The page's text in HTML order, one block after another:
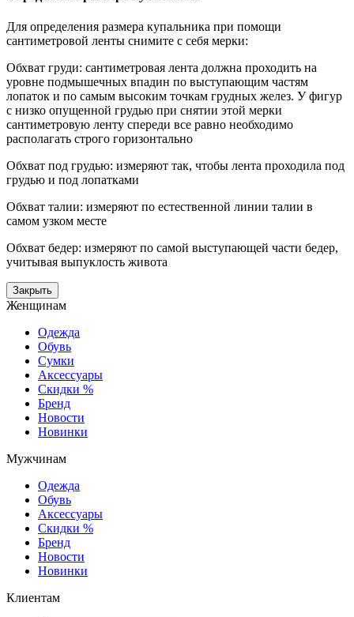
Для определения размера купальника при помощи
сантиметровой ленты снимите с себя мерки:
Обхват груди: сантиметровая лента должна проходить на
уровне подмышечных впадин по выступающим частям
лопаток и по самым высоким точкам грудных желез. У фигур
с низко опущенной грудью при снятии этой мерки
сантиметровую ленту спереди все равно необходимо
располагать строго горизонтально
Обхват под грудью: измеряют так, чтобы лента проходила под
грудью и под лопатками
Обхват талии: измеряют по естественной линии талии в
самом узком месте
Обхват бедер: измеряют по самой выступающей части бедер,
учитывая выпуклость живота
Закрыть
Женщинам
Одежда
Обувь
Сумки
Аксессуары
Скидки %
Бренд
Новости
Новинки
Мужчинам
Одежда
Обувь
Аксессуары
Скидки %
Бренд
Новости
Новинки
Клиентам